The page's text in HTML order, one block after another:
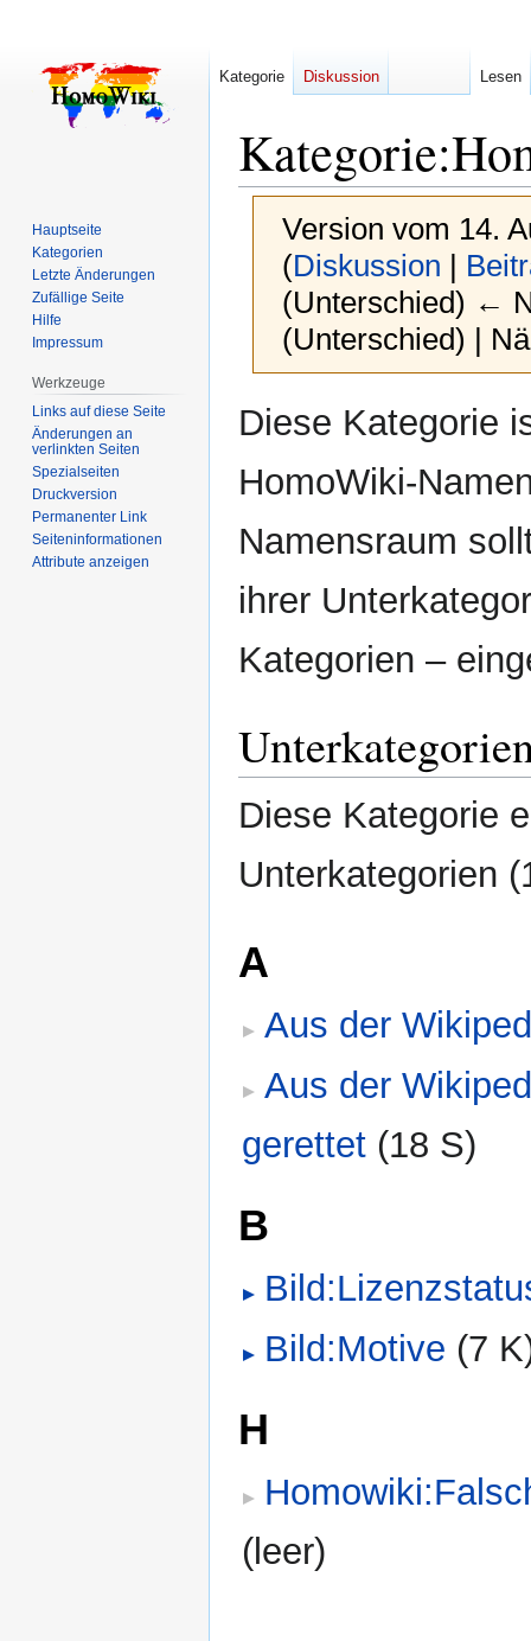
Kategorie:
Version vom 14.
(Diskussion |
(Unterschied) ←
(Unterschied) |
Navigation
Suche
Diese Kategorie
HomoWiki-
Namensraum
ihrer
Kategorien –
Diese Kategorie
Unterkategorien
A
Aus der
Aus der
gerettet (18 S)
B
Bild:Motive (7
H
(leer)
Kategorie Diskussion Lesen
Hauptseite
Kategorien
Letzte Änderungen
Zufällige Seite
Hilfe
Impressum
Werkzeuge
Links auf diese Seite
Änderungen an
verlinkten Seiten
Spezialseiten
Druckversion
Permanenter Link
Seiten­­informationen
Attribute anzeigen